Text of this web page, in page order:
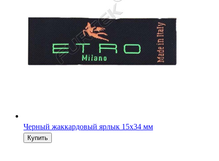
Черный жаккардовый ярлык 15х34 мм